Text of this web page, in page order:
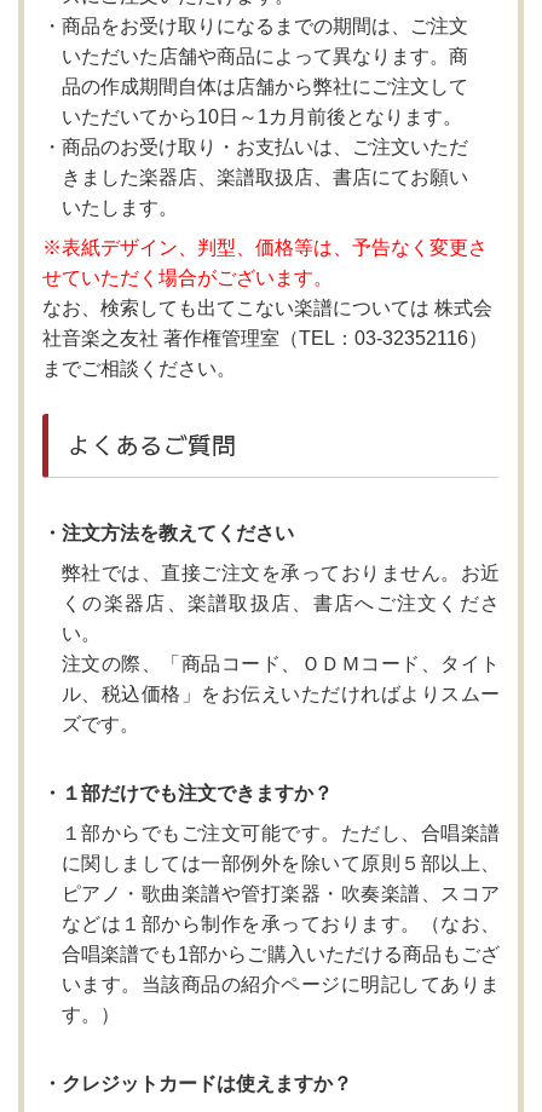
商品をお受け取りになるまでの期間は、ご注文
いただいた店舗や商品によって異なります。商
品の作成期間自体は店舗から弊社にご注文して
いただいてから10日～1カ月前後となります。
商品のお受け取り・お支払いは、ご注文いただ
きました楽器店、楽譜取扱店、書店にてお願い
いたします。
※表紙デザイン、判型、価格等は、予告なく変更さ
せていただく場合がございます。
なお、検索しても出てこない楽譜については 株式会
社音楽之友社 著作権管理室（TEL：03-32352116）
までご相談ください。
よくあるご質問
・注文方法を教えてください
弊社では、直接ご注文を承っておりません。お近
くの楽器店、楽譜取扱店、書店へご注文くださ
い。
注文の際、「商品コード、ＯＤＭコード、タイト
ル、税込価格」をお伝えいただければよりスムー
ズです。
・１部だけでも注文できますか？
１部からでもご注文可能です。ただし、合唱楽譜
に関しましては一部例外を除いて原則５部以上、
ピアノ・歌曲楽譜や管打楽器・吹奏楽譜、スコア
などは１部から制作を承っております。（なお、
合唱楽譜でも1部からご購入いただける商品もござ
います。当該商品の紹介ページに明記してありま
す。）
・クレジットカードは使えますか？